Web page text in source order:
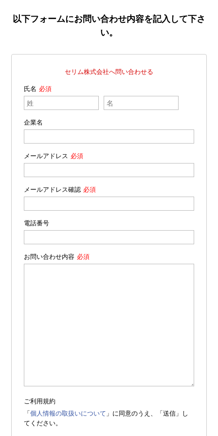
以下フォームにお問い合わせ内容を記入して下さ
い。
セリム株式会社へ問い合わせる
氏名
企業名
メールアドレス
メールアドレス確認
電話番号
お問い合わせ内容
ご利用規約
「個人情報の取扱いについて 」に同意のうえ、「送信」し
てください。